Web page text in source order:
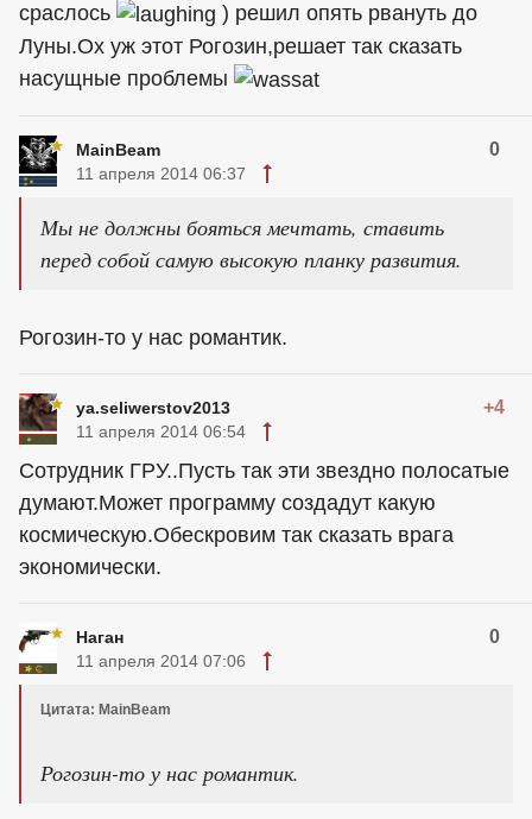
сраслось
) решил опять рвануть до
Луны.Ох уж этот Рогозин,решает так сказать
насущные проблемы
MainBeam 0
11 апреля 2014 06:37
Мы не должны бояться мечтать, ставить
перед собой самую высокую планку развития.
Рогозин-то у нас романтик.
ya.seliwerstov2013 +4
11 апреля 2014 06:54
Сотрудник ГРУ..Пусть так эти звездно полосатые
думают.Может программу создадут какую
космическую.Обескровим так сказать врага
экономически.
Наган 0
11 апреля 2014 07:06
Цитата: MainBeam
Рогозин-то у нас романтик.